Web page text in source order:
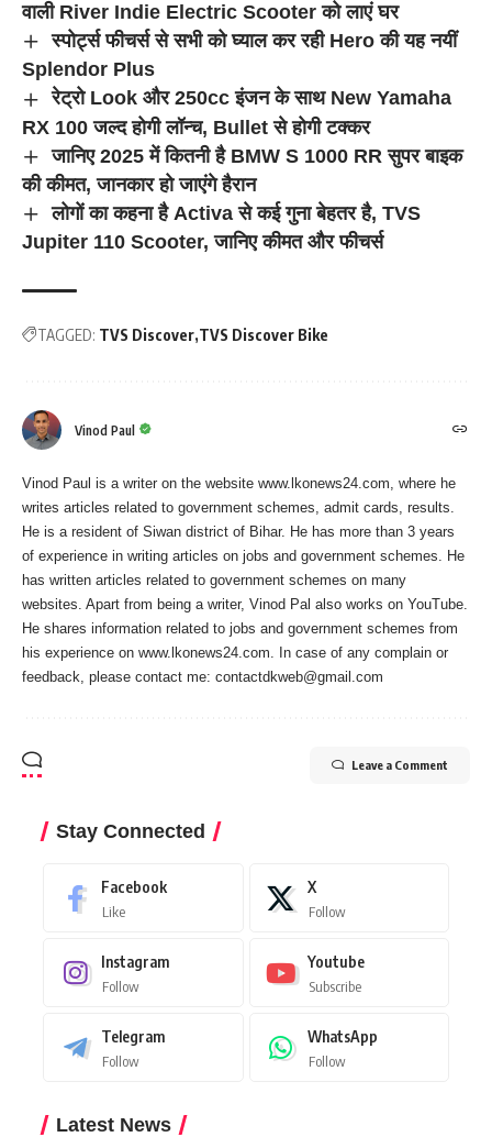
वाली River Indie Electric Scooter को लाएं घर
स्पोर्ट्स फीचर्स से सभी को घ्याल कर रही Hero की यह नयीं
Splendor Plus
रेट्रो Look और 250cc इंजन के साथ New Yamaha
RX 100 जल्द होगी लॉन्च, Bullet से होगी टक्कर
जानिए 2025 में कितनी है BMW S 1000 RR सुपर बाइक
की कीमत, जानकार हो जाएंगे हैरान
लोगों का कहना है Activa से कई गुना बेहतर है, TVS
Jupiter 110 Scooter, जानिए कीमत और फीचर्स
TAGGED: TVS Discover TVS Discover Bike
Vinod Paul
Vinod Paul is a writer on the website www.lkonews24.com, where he
writes articles related to government schemes, admit cards, results.
He is a resident of Siwan district of Bihar. He has more than 3 years
of experience in writing articles on jobs and government schemes. He
has written articles related to government schemes on many
websites. Apart from being a writer, Vinod Pal also works on YouTube.
He shares information related to jobs and government schemes from
his experience on www.lkonews24.com. In case of any complain or
feedback, please contact me: contactdkweb@gmail.com
Leave a Comment
Stay Connected
Facebook
Like
X
Follow
Instagram
Follow
Youtube
Subscribe
Telegram
Follow
WhatsApp
Follow
Latest News